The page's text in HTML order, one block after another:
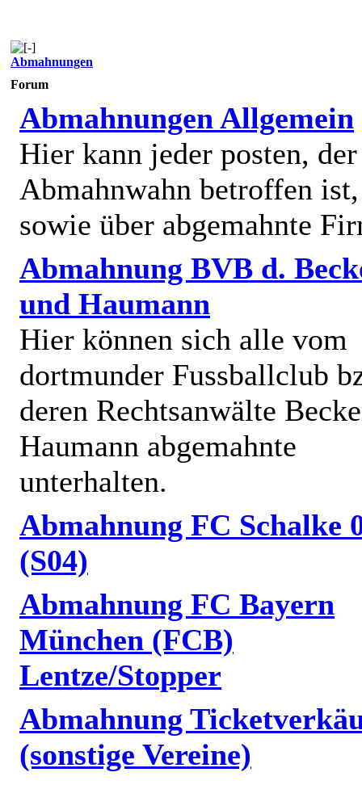
Abmahnungen
Forum
Abmahnungen Allgemein
Hier kann jeder posten,
Abmahnwahn betroffen ist,
sowie über abgemahnte
Abmahnung BVB d.
und Haumann
Hier können sich alle vom
dortmunder Fussballclub
deren Rechtsanwälte
Haumann abgemahnte
unterhalten.
Abmahnung FC Schalke
(S04)
Abmahnung FC Bayern
München (FCB)
Lentze/Stopper
Abmahnung
(sonstige Vereine)